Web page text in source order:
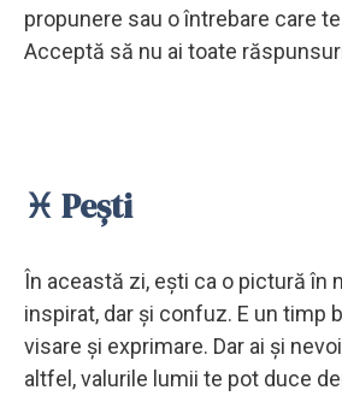
propunere sau o întrebare care
Acceptă să nu ai toate
♓ Pești
În această zi, ești ca o pictură în
inspirat, dar și confuz. E un timp
visare și exprimare. Dar ai și
altfel, valurile lumii te pot duce